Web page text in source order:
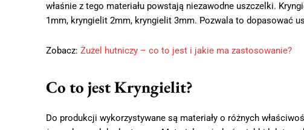
właśnie z tego materiału powstają niezawodne uszczelki.
1mm, kryngielit 2mm, kryngielit 3mm. Pozwala to dopasować
Zobacz: Żużel hutniczy – co to jest i jakie ma zastosowanie?
Co to jest Kryngielit?
Do produkcji wykorzystywane są materiały o różnych